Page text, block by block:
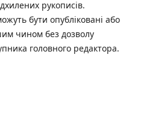
рукописів.
бути опубліковані або
чином без дозволу
головного редактора.